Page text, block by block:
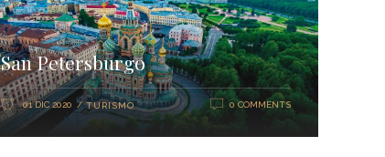
San Petersburgo
01 DIC 2020 TURISMO 0 COMMENTS